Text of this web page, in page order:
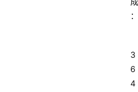
：
3
6
4